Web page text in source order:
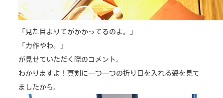
「見た目よりてがかかってるのよ。」
「力作やわ。」
が見せていただく際のコメント。
わかりますよ！真剣に一つ一つの折り目を入れる姿を見て
ましたから。